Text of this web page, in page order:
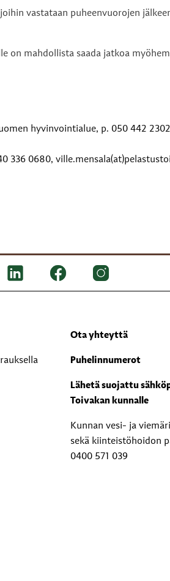
vastataan puheenvuorojen
on mahdollista saada jatkoa
hyvinvointialue, p. 050 442
336 0680,
Ota yhteyttä
Puhelinnumerot
Lähetä suojattu
Toivakan kunnalle
Kunnan vesi- ja
sekä kiinteistöhoidon
0400 571 039